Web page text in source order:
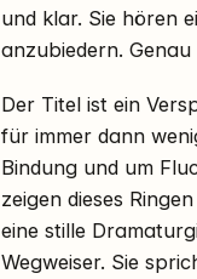
und klar. Sie hören
anzubiedern.
Der Titel ist ein
für immer dann
Bindung und um
zeigen dieses
eine stille
Wegweiser. Sie